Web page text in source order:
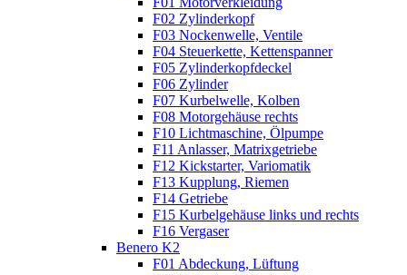
F02 Zylinderkopf
F03 Nockenwelle, Ventile
F04 Steuerkette, Kettenspanner
F05 Zylinderkopfdeckel
F06 Zylinder
F07 Kurbelwelle, Kolben
F08 Motorgehäuse rechts
F10 Lichtmaschine, Ölpumpe
F11 Anlasser, Matrixgetriebe
F12 Kickstarter, Variomatik
F13 Kupplung, Riemen
F14 Getriebe
F15 Kurbelgehäuse links und rechts
F16 Vergaser
Benero K2
F01 Abdeckung, Lüftung